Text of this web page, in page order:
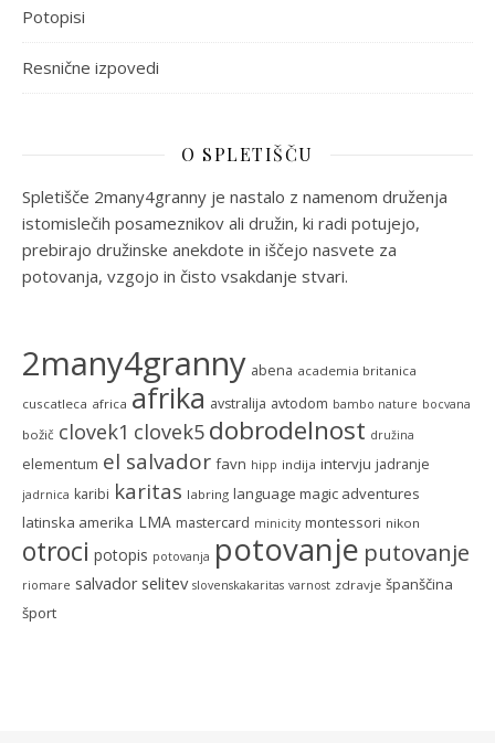
Potopisi
Resnične izpovedi
O SPLETIŠČU
Spletišče 2many4granny je nastalo z namenom druženja
istomislečih posameznikov ali družin, ki radi potujejo,
prebirajo družinske anekdote in iščejo nasvete za
potovanja, vzgojo in čisto vsakdanje stvari.
2many4granny abena academia britanica
cuscatleca africa afrika avstralija avtodom bambo nature bocvana
božič clovek1 clovek5 dobrodelnost družina
elementum el salvador favn hipp indija intervju jadranje
jadrnica karibi karitas labring language magic adventures
latinska amerika LMA mastercard minicity montessori nikon
otroci potopis potovanja potovanje putovanje
riomare salvador selitev slovenskakaritas varnost zdravje španščina
šport